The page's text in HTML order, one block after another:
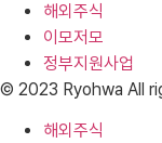
해외주식
이모저모
정부지원사업
© 2023 Ryohwa All
해외주식